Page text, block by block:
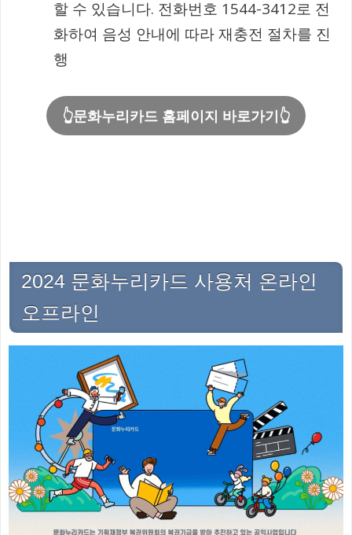
할 수 있습니다. 전화번호 1544-3412로 전
화하여 음성 안내에 따라 재충전 절차를 진
행
👆문화누리카드 홈페이지 바로가기👆
2024 문화누리카드 사용처 온라인
오프라인